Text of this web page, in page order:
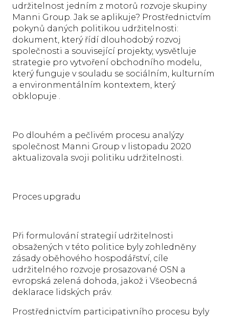
udržitelnost jedním z motorů rozvoje skupiny
Manni Group. Jak se aplikuje? Prostřednictvím
pokynů daných politikou udržitelnosti:
dokument, který řídí dlouhodobý rozvoj
společnosti a související projekty, vysvětluje
strategie pro vytvoření obchodního modelu,
který funguje v souladu se sociálním, kulturním
a environmentálním kontextem, který
obklopuje .
Po dlouhém a pečlivém procesu analýzy
společnost Manni Group v listopadu 2020
aktualizovala svoji politiku udržitelnosti.
Proces upgradu
Při formulování strategií udržitelnosti
obsažených v této politice byly zohledněny
zásady oběhového hospodářství, cíle
udržitelného rozvoje prosazované OSN a
evropská zelená dohoda, jakož i Všeobecná
deklarace lidských práv.
Prostřednictvím participativního procesu byly